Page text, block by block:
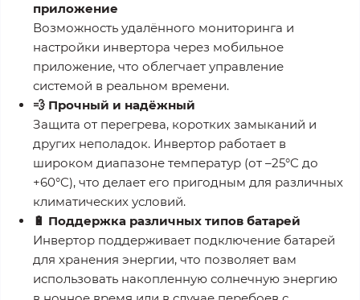
приложение
Возможность удалённого мониторинга и
настройки инвертора через мобильное
приложение, что облегчает управление
системой в реальном времени.
💨 Прочный и надёжный
Защита от перегрева, коротких замыканий и
других неполадок. Инвертор работает в
широком диапазоне температур (от –25°C до
+60°C), что делает его пригодным для различных
климатических условий.
🔋 Поддержка различных типов батарей
Инвертор поддерживает подключение батарей
для хранения энергии, что позволяет вам
использовать накопленную солнечную энергию